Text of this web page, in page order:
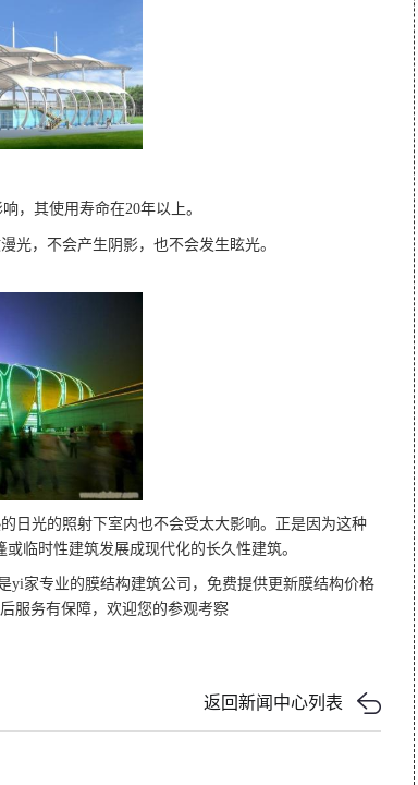
，其使用寿命在20年以上。
光，不会产生阴影，也不会发生眩光。
日光的照射下室内也不会受太大影响。正是因为这种
临时性建筑发展成现代化的长久性建筑。
yi家专业的膜结构建筑公司，免费提供更新膜结构价格
服务有保障，欢迎您的参观考察
返回新闻中心列表